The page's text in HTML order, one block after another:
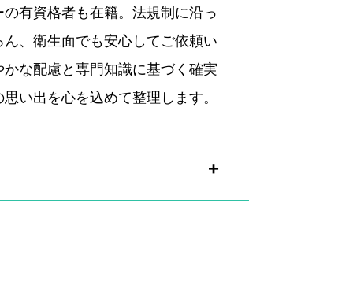
有資格者も在籍。法規制に沿っ
、衛生面でも安心してご依頼い
な配慮と専門知識に基づく確実
い出を心を込めて整理します。